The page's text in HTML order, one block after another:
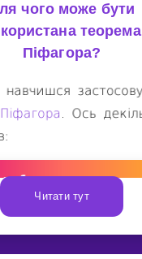
чого може бути
теорема
Піфагора?
Читати тут